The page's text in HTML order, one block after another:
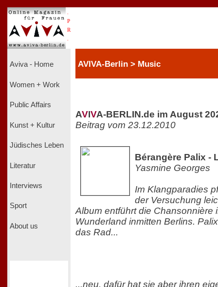
P
R
Aviva - Home
Women + Work
Public Affairs
Kunst + Kultur
Jüdisches Leben
Literatur
Interviews
Sport
About us
AVIVA-Berlin > Music
AVIVA-BERLIN.de im August
Beitrag vom 23.12.2010
Bérangère Palix -
Yasmine Georges
Im Klangparadies
der Versuchung
Album entführt die Chansonnière
Wunderland inmitten Berlins.
das Rad...
...neu, dafür hat sie aber ihren